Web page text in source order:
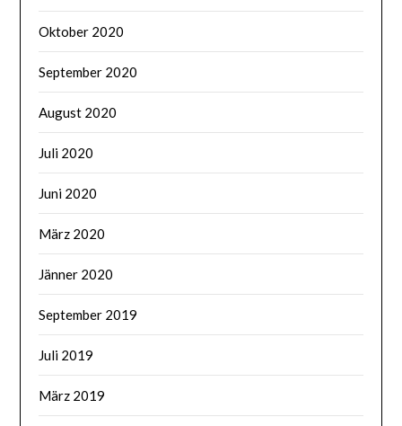
Oktober 2020
September 2020
August 2020
Juli 2020
Juni 2020
März 2020
Jänner 2020
September 2019
Juli 2019
März 2019